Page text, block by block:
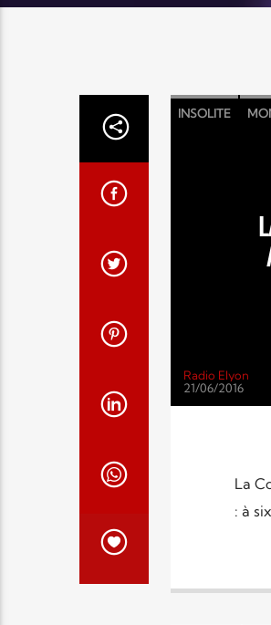
INSOLITE
Radio Elyon
21/06/2016
La
: à